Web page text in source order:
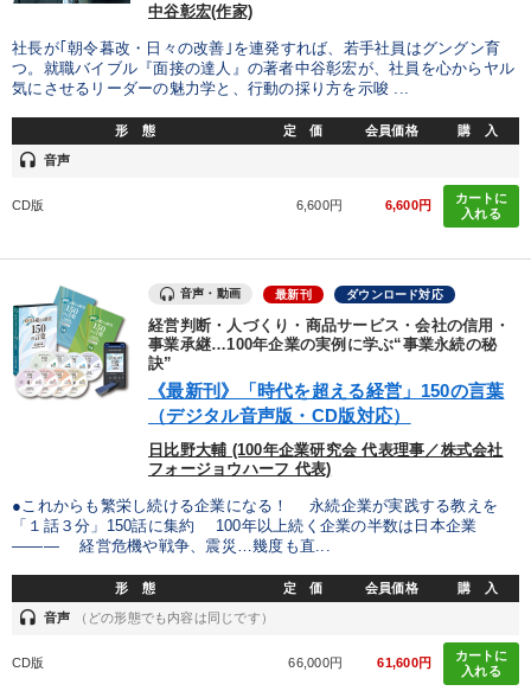
テーマ
2025年夏季全国経営者セミナー収録講演ＣＤ・講演ＤＶＤ・デジ
全国経営者セミナー収録〈売れ筋・人気ランキング〉＆新刊・好
148回夏季大会 経済・景気・相場予測
【4月】音声・映像
【最新刊】時代を超える経営150の言葉＋社長のスピーチ・話材
製造業 卸売・小売・飲食業 建設・不動産業
IT・サービス・金融業 コンサルタント 専門家
キーワード
中谷彰宏(作家)
社長が｢朝令暮改・日々の改善｣を連発すれば、若手社員はグングン育
つ。就職バイブル『面接の達人』の著者中谷彰宏が、社員を心からヤル
気にさせるリーダーの魅力学と、行動の採り方を示唆 ...
形 態 定 価 会員価格 購 入
headset 音声
CD版 6,600円 6,600円
カートに
入れる
音声・動画 最新刊 ダウンロード対応
経営判断・人づくり・商品サービス・会社の信用・
事業承継…100年企業の実例に学ぶ“事業永続の秘
訣”
《最新刊》「時代を超える経営」150の言葉
（デジタル音声版・CD版対応）
日比野大輔 (100年企業研究会 代表理事／株式会社
フォージョウハーフ 代表)
●これからも繁栄し続ける企業になる！ 永続企業が実践する教えを
「１話３分」150話に集約 100年以上続く企業の半数は日本企業
――― 経営危機や戦争、震災…幾度も直...
形 態 定 価 会員価格 購 入
headset 音声 （どの形態でも内容は同じです）
CD版 66,000円 61,600円
カートに
入れる